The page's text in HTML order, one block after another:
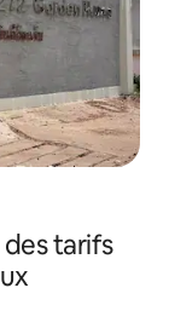
tarifs